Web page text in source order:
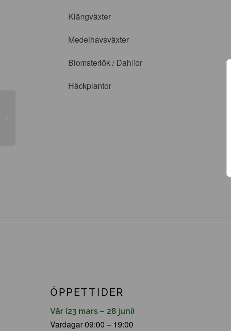
Klängväxter
Medelhavsväxter
Blomsterlök / Dahlior
Häckplantor
ÖPPETTIDER
Vår (23 mars – 28 juni)
Vardagar 09:00 – 19:00